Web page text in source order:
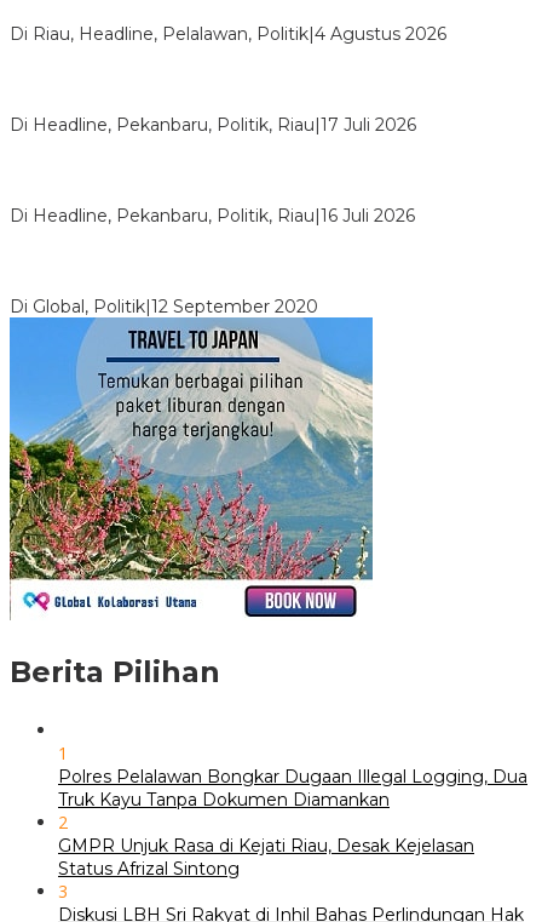
Di Riau, Headline, Pelalawan, Politik|4 Agustus 2026
Di Headline, Pekanbaru, Politik, Riau|17 Juli 2026
Di Headline, Pekanbaru, Politik, Riau|16 Juli 2026
Di Global, Politik|12 September 2020
Berita Pilihan
1
Polres Pelalawan Bongkar Dugaan Illegal Logging, Dua
Truk Kayu Tanpa Dokumen Diamankan
2
GMPR Unjuk Rasa di Kejati Riau, Desak Kejelasan
Status Afrizal Sintong
3
Diskusi LBH Sri Rakyat di Inhil Bahas Perlindungan Hak